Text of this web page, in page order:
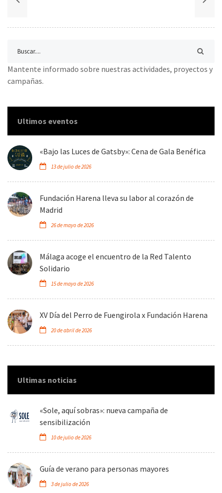
Mantente informado sobre nuestras actividades, proyectos y
campañas.
Ultimos eventos
«Bajo las Luces de Gatsby»: Cena de Gala Benéfica
13 de julio de 2026
Fundación Harena lleva su labor al corazón de
Madrid
26 de mayo de 2026
Málaga acoge el encuentro de la Red Talento
Solidario
15 de mayo de 2026
XV Día del Perro de Fuengirola x Fundación Harena
20 de abril de 2026
Ultimas noticias
«Sole, aquí sobras»: nueva campaña de
sensibilización
10 de julio de 2026
Guía de verano para personas mayores
3 de julio de 2026